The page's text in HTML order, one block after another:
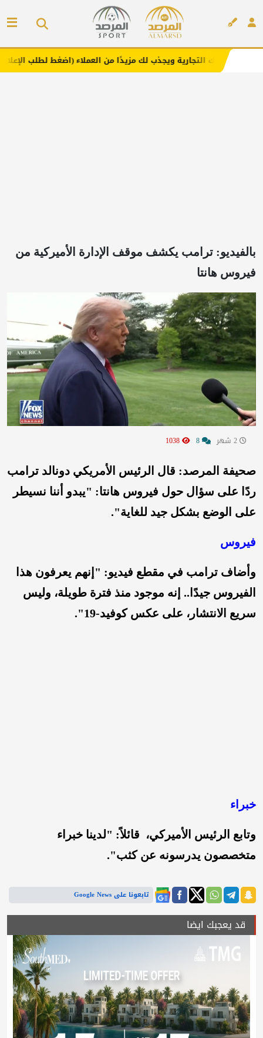
ويجذب لك مزيدًا من العملاء (اضغط لطلب الإعلان)
بالفيديو: ترامب يكشف موقف الإدارة الأميركية من
فيروس هانتا
صحيفة المرصد: قال الرئيس الأمريكي دونالد ترامب
ردًا على سؤال حول فيروس هانتا: "يبدو أننا نسيطر
على الوضع بشكل جيد للغاية".
فيروس
وأضاف ترامب في مقطع فيديو: "إنهم يعرفون هذا
الفيروس جيدًا.. إنه موجود منذ فترة طويلة، وليس
سريع الانتشار، على عكس كوفيد-19".
خبراء
وتابع الرئيس الأميركي، قائلاً: "لدينا خبراء
متخصصون يدرسونه عن كثب".
تابعونا على Google News
قد يعجبك ايضا